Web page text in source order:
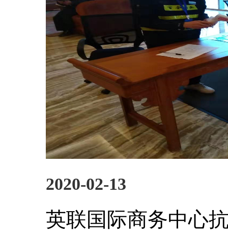
2020-02-13
英联国际商务中心